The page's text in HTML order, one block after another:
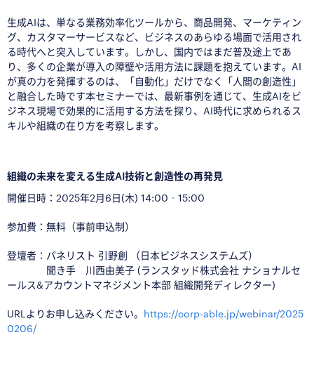
生成AIは、単なる業務効率化ツールから、商品開発、マーケティン
グ、カスタマーサービスなど、ビジネスのあらゆる場面で活用され
る時代へと突入しています。しかし、国内ではまだ普及途上であ
り、多くの企業が導入の障壁や活用方法に課題を抱えています。AI
が真の力を発揮するのは、「自動化」だけでなく「人間の創造性」
と融合した時です本セミナーでは、最新事例を通じて、生成AIをビ
ジネス現場で効果的に活用する方法を探り、AI時代に求められるス
キルや組織の在り方を考察します。
組織の未来を変える生成AI技術と創造性の再発見
開催日時： 2025年2月6日(木) 14:00‐15:00
参加費： 無料（事前申込制）
登壇者： パネリスト 引野創 （日本ビジネスシステムズ）
聞き手 川西由美子 (ランスタッド株式会社 ナショナルセ
ールス&アカウントマネジメント本部 組織開発ディレクター)
URLよりお申し込みください。 https://corp-able.jp/webinar/2025
0206/